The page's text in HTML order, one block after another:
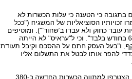
בתגובה כי הטענה כי עלות הכשרות לא
הסוציאליות של המשגיח ("ככל
עובד כחוק ולא עבדו ב'שחור'"). ומוסיפים
כי "העלייה המקסימאלית היא של כ-6% בחודש בלבד". וכי ל"עראיס" לא הייתה
ו"בעל העסק חתם על ההסכם וקיבל תעודת
להפר אותו לבטל את התשלום אליו
עוד טוענים בלשכת רב העיר כי "עד כה הצטרפו למתווה הכשרות החדשה כ-380